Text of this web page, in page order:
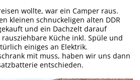
wollte, war ein Camper raus.
kleinen schnuckeligen alten DDR
und ein Dachzelt darauf
Küche inkl. Spüle und
einiges an Elektrik.
mit muss, haben wir uns dann
entschieden.